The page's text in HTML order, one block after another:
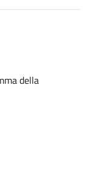
della